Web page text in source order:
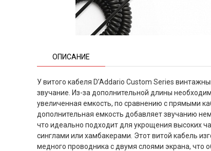
ОПИСАНИЕ
У витого кабеля D’Addario Custom Series
звучание. Из-за дополнительной длины
увеличенная емкость, по сравнению с прямыми
дополнительная емкость добавляет звучанию
что идеально подходит для укрощения высоких
синглами или хамбакерами. Этот витой кабель
медного проводника с двумя слоями экрана, что